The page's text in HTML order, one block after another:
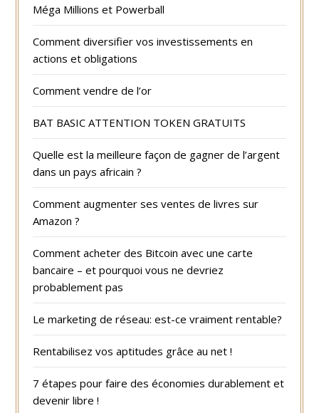
Méga Millions et Powerball
Comment diversifier vos investissements en
actions et obligations
Comment vendre de l’or
BAT BASIC ATTENTION TOKEN GRATUITS
Quelle est la meilleure façon de gagner de l’argent
dans un pays africain ?
Comment augmenter ses ventes de livres sur
Amazon ?
Comment acheter des Bitcoin avec une carte
bancaire – et pourquoi vous ne devriez
probablement pas
Le marketing de réseau: est-ce vraiment rentable?
Rentabilisez vos aptitudes grâce au net !
7 étapes pour faire des économies durablement et
devenir libre !